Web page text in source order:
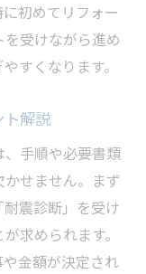
初めてリフォー
受けながら進め
すくなります。
ト解説
手順や必要書類
せません。まず
震診断」を受け
求められます。
金額が決定され